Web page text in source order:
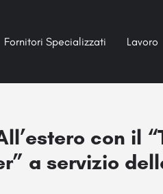
Fornitori Specializzati Lavoro
con il
a servizio